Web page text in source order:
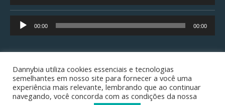
de
áudio
Tocador
de
00:00 00:00
Copyright © 2001/2026 ¬Danny's Home Page¬ all rights
Dannybia utiliza cookies essenciais e tecnologias
semelhantes em nosso site para fornecer a você uma
experiência mais relevante, lembrando que ao continuar
navegando, você concorda com as condições da nossa